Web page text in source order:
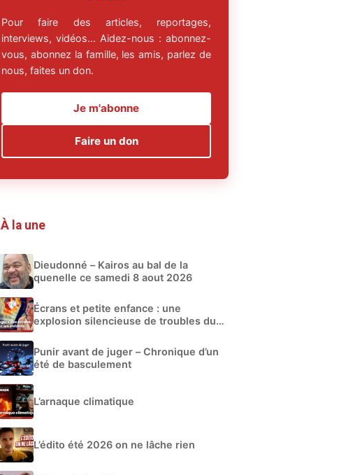
Pour faire des articles, reportages,
interviews, vidéos… Aidez-nous : abonnez-
vous, abonnez la famille, les amis, parlez de
nous, faites un don.
Je m'abonne
Faire un don
À la une
Dieudonné – Kairos au bal de la
quenelle ce samedi 8 aout 2026
Écrans et petite enfance : une
explosion silencieuse de troubles du
Punir avant de juger – Chronique d’un
été de basculement
L’arnaque climatique
L’édito été 2026 on ne lâche rien